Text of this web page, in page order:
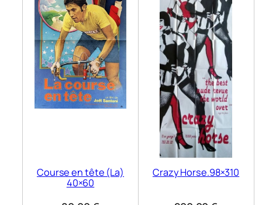
Course en tête (La)
40×60
Crazy Horse.98×310